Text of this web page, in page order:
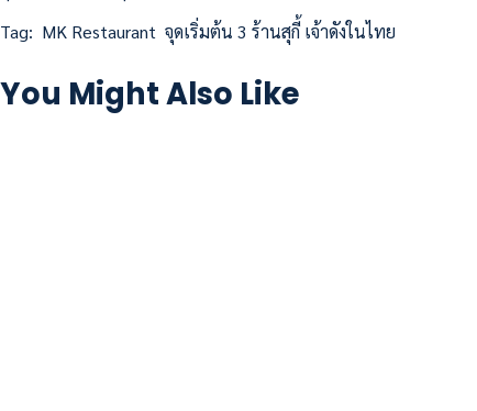
Tag: MK Restaurant จุดเริ่มต้น 3 ร้านสุกี้ เจ้าดังในไทย
You Might Also Like